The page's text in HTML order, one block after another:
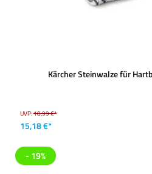
Kärcher Steinwalze für
UVP:18,99 €*
15,18 €*
- 19%